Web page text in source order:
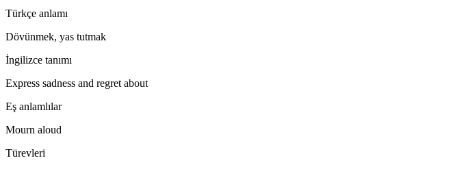
Türkçe anlamı
Dövünmek, yas tutmak
İngilizce tanımı
Express sadness and regret about
Eş anlamlılar
Mourn aloud
Türevleri